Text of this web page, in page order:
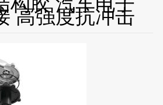
高强度抗冲击